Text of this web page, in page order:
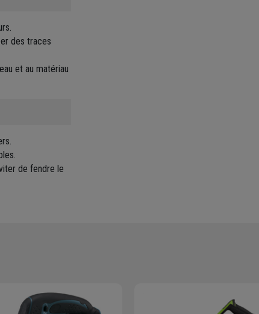
des traces
et au matériau
de fendre le